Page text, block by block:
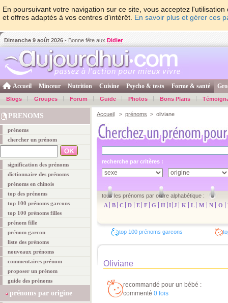
En poursuivant votre navigation sur ce site, vous acceptez
et offres adaptés à vos centres d'intérêt. En savoir plus et gérer ces
Dimanche 9 août 2026 - Bonne fête aux Didier
Accueil Minceur Nutrition Cuisine Psycho & tests Forme & santé
Blogs Groupes Forum Guide Photos Bons Plans
PRENOMS
prénoms
chercher un prénom
signification des prénoms
dictionnaire des prénoms
prénoms en chinois
top des prénoms
top 100 prénoms garcons
top 100 prénoms filles
prénom fille
prénom garcon
liste des prénoms
nouveaux prénoms
commentaires prénom
proposer un prénom
guide des prénoms
prénoms par origine
Accueil > prénoms > oliviane
recherche par critères :
tous les prénoms par ordre alphabétique :
A
B C D E F G H I J K L M N O
top 100 prénoms garcons
Oliviane
recommandé pour un bébé :
commenté 0 fois